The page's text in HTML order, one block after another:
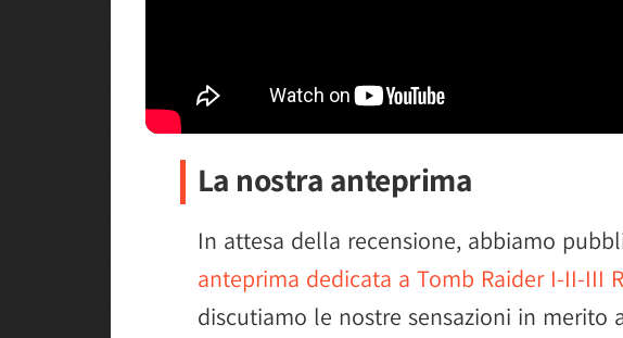
La nostra anteprima
In attesa della recensione, abbiamo
anteprima dedicata a Tomb Raider I-II-III
discutiamo le nostre sensazioni in merito